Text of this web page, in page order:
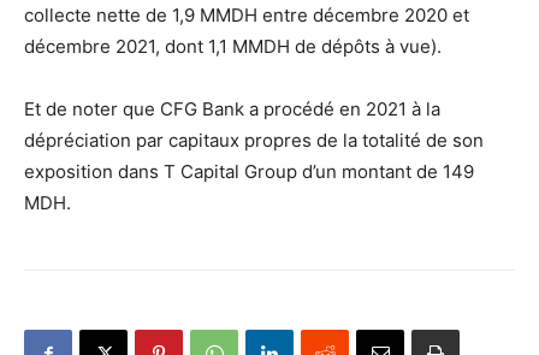
collecte nette de 1,9 MMDH entre décembre 2020 et
décembre 2021, dont 1,1 MMDH de dépôts à vue).
Et de noter que CFG Bank a procédé en 2021 à la
dépréciation par capitaux propres de la totalité de son
exposition dans T Capital Group d’un montant de 149
MDH.